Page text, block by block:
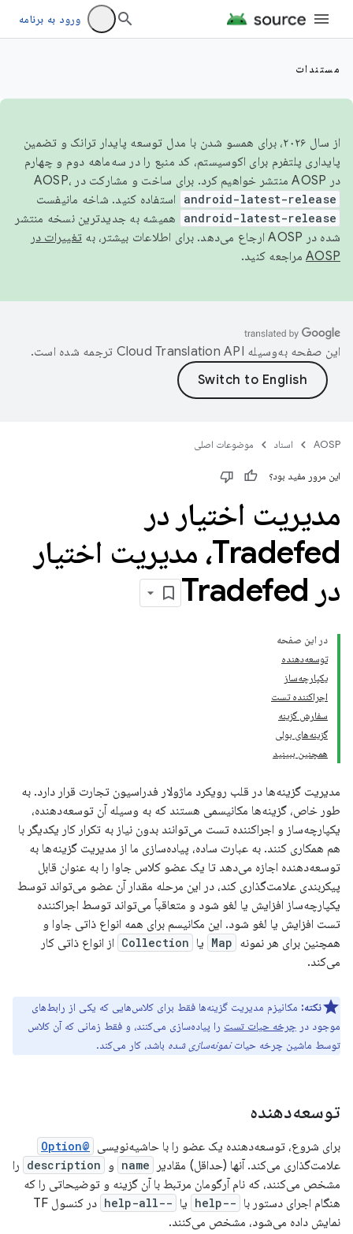
ورود به برنامه
مستندات
از سال ۲۰۲۶، برای همسو شدن با مدل توسعه پایدار ترانک و تضمین
پایداری پلتفرم برای اکوسیستم، کد منبع را در سه‌ماهه دوم و چهارم
در AOSP منتشر خواهیم کرد. برای ساخت و مشارکت در AOSP،
android-latest-release استفاده کنید. شاخه مانیفست
android-latest-release
همیشه به جدیدترین نسخه منتشر
شده در AOSP ارجاع می‌دهد. برای اطلاعات بیشتر، به
تغییرات در
AOSP مراجعه کنید.
این صفحه به‌وسیله ترجمه شده است.
AOSP اسناد موضوعات اصلی
این مرور مفید بود؟
مدیریت اختیار در
Tradefed، مدیریت اختیار
در Tradefed
در این صفحه
توسعه‌دهنده
یکپارچه‌ساز
اجراکننده تست
سفارش گزینه
گزینه‌های بولی
همچنین ببینید
مدیریت گزینه‌ها در قلب رویکرد ماژولار فدراسیون تجارت قرار دارد. به
طور خاص، گزینه‌ها مکانیسمی هستند که به وسیله آن توسعه‌دهنده،
یکپارچه‌ساز و اجراکننده تست می‌توانند بدون نیاز به تکرار کار یکدیگر با
هم همکاری کنند. به عبارت ساده، پیاده‌سازی ما از مدیریت گزینه‌ها به
توسعه‌دهنده اجازه می‌دهد تا یک عضو کلاس جاوا را به عنوان قابل
پیکربندی علامت‌گذاری کند، در این مرحله مقدار آن عضو می‌تواند توسط
یکپارچه‌ساز افزایش یا لغو شود و متعاقباً می‌تواند توسط اجراکننده
تست افزایش یا لغو شود. این مکانیسم برای همه انواع ذاتی جاوا و
همچنین برای هر نمونه Map یا Collection از انواع ذاتی کار
می‌کند.
نکته: مکانیزم مدیریت گزینه‌ها فقط برای کلاس‌هایی که یکی از رابط‌های
موجود در چرخه حیات تست را پیاده‌سازی می‌کنند، و فقط زمانی که آن کلاس
توسط ماشین چرخه حیاتنمونه‌سازی شده باشد، کار می‌کند.
توسعه‌دهنده
برای شروع، توسعه‌دهنده یک عضو را با حاشیه‌نویسی @Option
علامت‌گذاری می‌کند. آنها (حداقل) مقادیر name و description را
مشخص می‌کنند، که نام آرگومان مرتبط با آن گزینه و توضیحاتی را که
هنگام اجرای دستور با --help یا --help-all
در کنسول TF
نمایش داده می‌شود، مشخص می‌کنند.